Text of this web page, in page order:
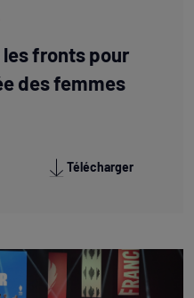
les fronts pour
des femmes
Télécharger